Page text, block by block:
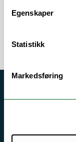
Egenskaper
Statistikk
Markedsføring